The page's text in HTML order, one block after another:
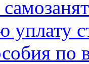
уплату
по